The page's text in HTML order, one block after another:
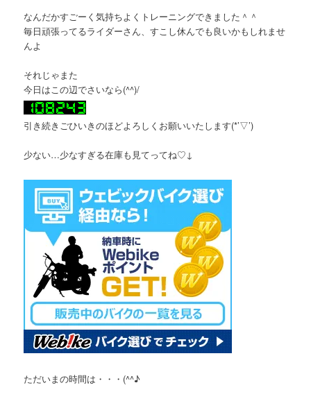
なんだかすごーく気持ちよくトレーニングできました＾＾
毎日頑張ってるライダーさん、すこし休んでも良いかもしれませ
んよ
それじゃまた
今日はこの辺でさいなら(^^)/
引き続きごひいきのほどよろしくお願いいたします(*’▽’)
少ない…少なすぎる在庫も見てってね♡↓
ただいまの時間は・・・(^^♪